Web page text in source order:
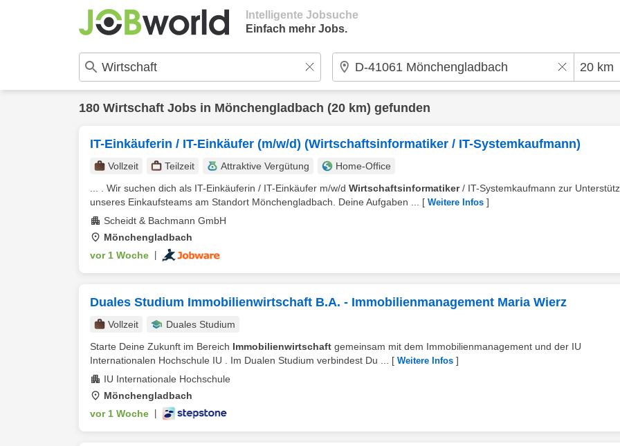
Intelligente Jobsuche
Einfach mehr Jobs.
180 Wirtschaft Jobs in Mönchengladbach (20 km) gefunden
IT-Einkäuferin / IT-Einkäufer (m/w/d) (Wirtschaftsinformatiker / IT-Systemkaufmann)
Vollzeit Teilzeit Attraktive Vergütung
Home-Office
... . Wir suchen dich als IT-Einkäuferin / IT-Einkäufer m/w/d Wirtschaftsinformatiker/ IT-Systemkaufmann zur
unseres Einkaufsteams am Standort Mönchengladbach. Deine Aufgaben ...
[ Weitere Infos ]
Scheidt & Bachmann GmbH
Mönchengladbach
vor 1 Woche
Duales Studium Immobilienwirtschaft B.A. - Immobilienmanagement Maria Wierz
Vollzeit
Duales Studium
Starte Deine Zukunft im Bereich Immobilienwirtschaft gemeinsam mit dem Immobilienmanagement und der IU
Internationalen Hochschule IU . Im Dualen Studium verbindest Du ...
[ Weitere Infos ]
IU Internationale Hochschule
Mönchengladbach
vor 1 Woche